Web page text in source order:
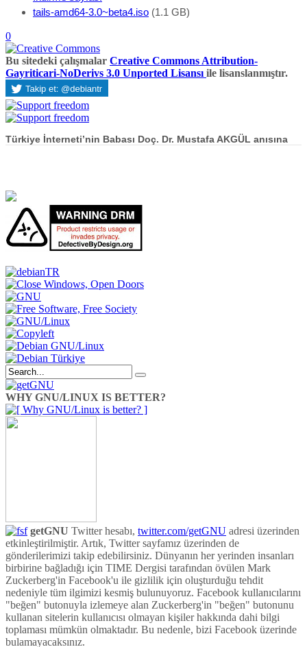
tails-amd64-3.0~beta4.iso (1.1 GB)
0
Bu sitedeki çalışmalar Creative Commons Attribution-
Gayriticari-NoDerivs 3.0 Unported Lisansı ile lisanslanmıştır.
Türkiye İnterneti’nin Babası Doç. Dr. Mustafa AKGÜL anısına
WHY GNU/LINUX IS BETTER?
getGNU Twitter hesabı, twitter.com/getGNU adresi üzerinden
etkinleştirilmiştir. Artık, Twitter sayfamız üzerinden de
gönderilerimizi takip edebilirsiniz. Dünyanın her yerinden insanları
birbirine bağladığı için TIME Dergisi tarafından övülen Mark
Zuckerberg'in Facebook'u ile gizlilik için oluşturduğu tehdit
nedeniyle tüm ilgimizi kesmiş bulunuyoruz. Facebook kullanıcılarını
"beğen" butonuyla izlemeye alan Zuckerberg'in "beğen" butonunu
kullanan sitelerin kullanıcısı olmayan kişiler hakkında dahi bilgi
toplaması mümkün olmaktadır. Bu nedenle, bizi Facebook üzerinde
bulamayacaksınız.